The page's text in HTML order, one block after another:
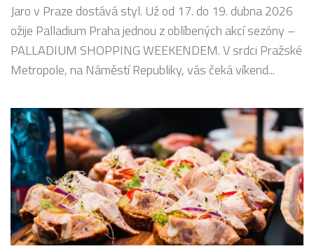
Jaro v Praze dostává styl. Už od 17. do 19. dubna 2026
ožije Palladium Praha jednou z oblíbených akcí sezóny –
PALLADIUM SHOPPING WEEKENDEM. V srdci Pražské
Metropole, na Náměstí Republiky, vás čeká víkend...